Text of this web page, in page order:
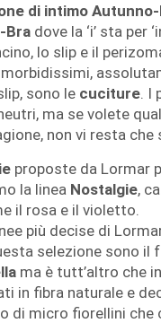
di intimo
Bra dove la ‘i’ sta per
lo slip e il
sono le cuciture. I
ma se volete
non vi resta
proposte da Lormar
la linea Nostalgie,
il rosa e il violetto.
più decise di
selezione sono il
ma è tutt’altro che
in fibra naturale e
di micro fiorellini